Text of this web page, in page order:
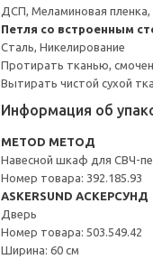
ДСП, Меламиновая пленка,
Петля со встроенным
Сталь, Никелирование
Протирать тканью,
Вытирать чистой сухой
Информация об
METOD МЕТОД
Навесной шкаф для СВЧ-
Номер товара: 392.185.93
ASKERSUND АСКЕРСУНД
Дверь
Номер товара: 503.549.42
Ширина: 60 см